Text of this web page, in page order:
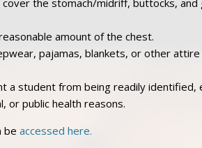
amount of the chest.
pajamas, blankets, or other
a student from being readily
or public health reasons.
be accessed here.